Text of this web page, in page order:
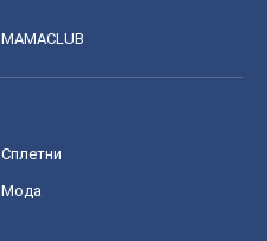
MAMACLUB
Сплетни
Мода